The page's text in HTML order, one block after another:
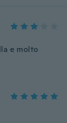
e molto